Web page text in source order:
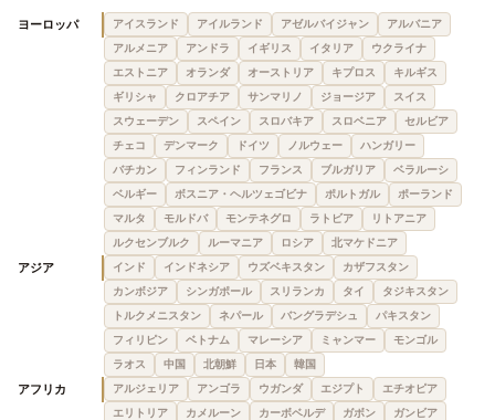
ヨーロッパ アイスランド アイルランド アゼルバイジャン
アルバニア
アルメニア
アンドラ イギリス イタリア
ウクライナ
エストニア
オランダ オーストリア キプロス
キルギス
ギリシャ
クロアチア サンマリノ ジョージア
スイス
スウェーデン
スペイン スロバキア スロベニア
セルビア
チェコ
デンマーク ドイツ ノルウェー
ハンガリー
バチカン
フィンランド フランス ブルガリア
ベラルーシ
ベルギー
ボスニア・ヘルツェゴビナ ポルトガル
ポーランド
マルタ
モルドバ モンテネグロ ラトビア
リトアニア
ルクセンブルク
ルーマニア ロシア 北マケドニア
アジア インド インドネシア ウズベキスタン
カザフスタン
カンボジア
シンガポール スリランカ タイ
タジキスタン
トルクメニスタン
ネパール バングラデシュ
パキスタン
フィリピン
ベトナム マレーシア ミャンマー
モンゴル
ラオス
中国 北朝鮮 日本 韓国
アフリカ アルジェリア アンゴラ ウガンダ エジプト
エチオピア
エリトリア
カメルーン カーボベルデ ガボン
ガンビア